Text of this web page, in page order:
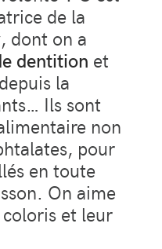
de la
, dont on a
dentition et
depuis la
Ils sont
non
pour
en toute
On aime
et leur